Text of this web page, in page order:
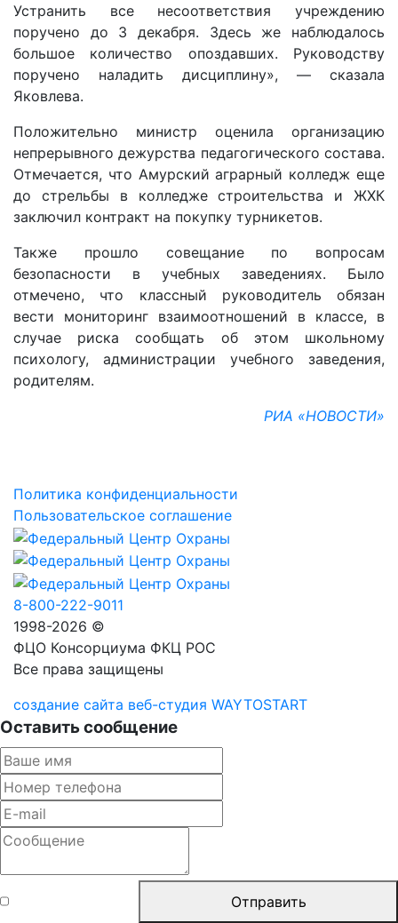
Устранить все несоответствия учреждению
поручено до 3 декабря. Здесь же наблюдалось
большое количество опоздавших. Руководству
поручено наладить дисциплину», — сказала
Яковлева.
Положительно министр оценила организацию
непрерывного дежурства педагогического состава.
Отмечается, что Амурский аграрный колледж еще
до стрельбы в колледже строительства и ЖХК
заключил контракт на покупку турникетов.
Также прошло совещание по вопросам
безопасности в учебных заведениях. Было
отмечено, что классный руководитель обязан
вести мониторинг взаимоотношений в классе, в
случае риска сообщать об этом школьному
психологу, администрации учебного заведения,
родителям.
РИА «НОВОСТИ»
Политика конфиденциальности
Пользовательское соглашение
8-800-222-9011
1998-2026 ©
ФЦО Консорциума ФКЦ РОС
Все права защищены
создание сайта веб-студия WAYTOSTART
Оставить сообщение
Отправить